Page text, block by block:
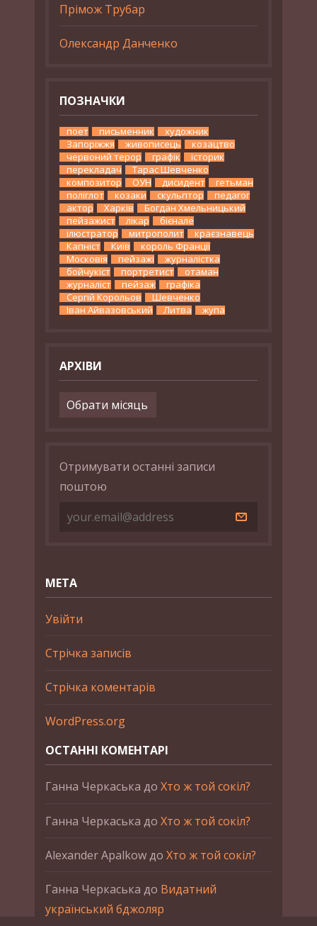
Прімож Трубар
Олександр Данченко
ПОЗНАЧКИ
поет письменник
художник
Запоріжжя
живописець
козацтво
червоний терор
графік
історик
перекладач
Тарас Шевченко
композитор
ОУН дисидент
гетьман
поліглот
козаки скульптор
педагог
актор
Харків
Богдан Хмельницький
пейзажист
лікар
бієнале
ілюстратор
митрополит
краєзнавець
Капніст
Київ
король Франції
Московія
пейзажі
журналістка
бойчукіст
портретист
отаман
журналіст
пейзаж
графіка
Сергій Корольов
Шевченко
Іван Айвазовський
Литва жупа
АРХІВИ
Архіви
Отримувати останні записи
поштою
МЕТА
Увійти
Стрічка записів
Стрічка коментарів
WordPress.org
ОСТАННІ КОМЕНТАРІ
Ганна Черкаська до Хто ж той сокіл?
Ганна Черкаська до Хто ж той сокіл?
Alexander Apalkowдо Хто ж той сокіл?
Ганна Черкаська до Видатний
український бджоляр